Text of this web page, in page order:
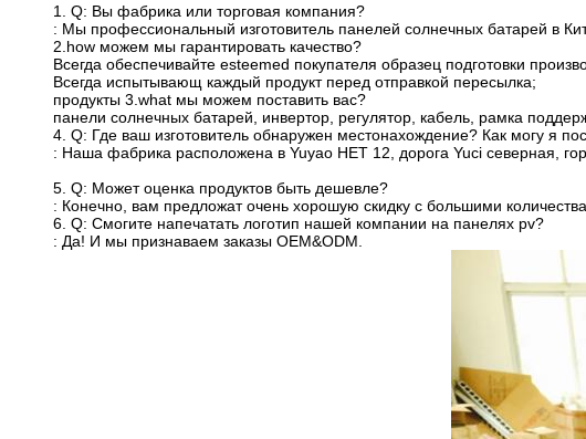
1. Q: Вы фабрика или торговая компания?
: Мы профессиональный изготовитель панелей солнечных батарей в
2.how можем мы гарантировать качество?
Всегда обеспечивайте esteemed покупателя образец подготовки
Всегда испытывающ каждый продукт перед отправкой пересылка;
продукты 3.what мы можем поставить вас?
панели солнечных батарей, инвертор, регулятор, кабель, рамка
4. Q: Где ваш изготовитель обнаружен местонахождение? Как могу я
: Наша фабрика расположена в Yuyao НЕТ 12, дорога Yuci северная,
5. Q: Может оценка продуктов быть дешевле?
: Конечно, вам предложат очень хорошую скидку с большими
6. Q: Смогите напечатать логотип нашей компании на панелях pv?
: Да! И мы признаваем заказы OEM&ODM.